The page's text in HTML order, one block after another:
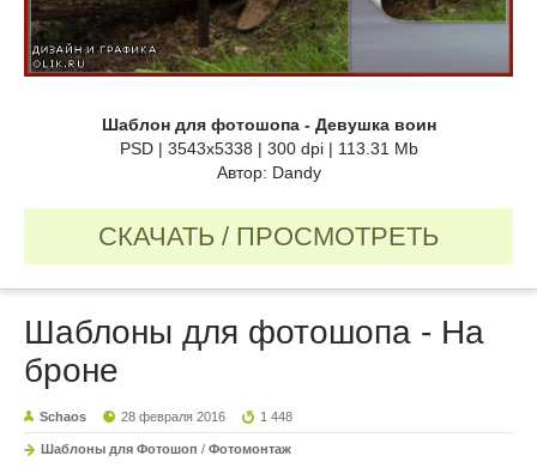
Шаблон для фотошопа - Девушка воин
PSD | 3543x5338 | 300 dpi | 113.31 Mb
Автор: Dandy
СКАЧАТЬ / ПРОСМОТРЕТЬ
Шаблоны для фотошопа - На
броне
Schaos 28 февраля 2016 1 448
Шаблоны для Фотошоп / Фотомонтаж